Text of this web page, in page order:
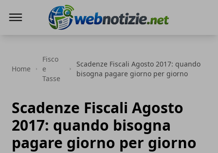
Home
Fisco
e
Tasse
Scadenze Fiscali Agosto 2017: quando
bisogna pagare giorno per giorno
Scadenze Fiscali Agosto
2017: quando bisogna
pagare giorno per giorno